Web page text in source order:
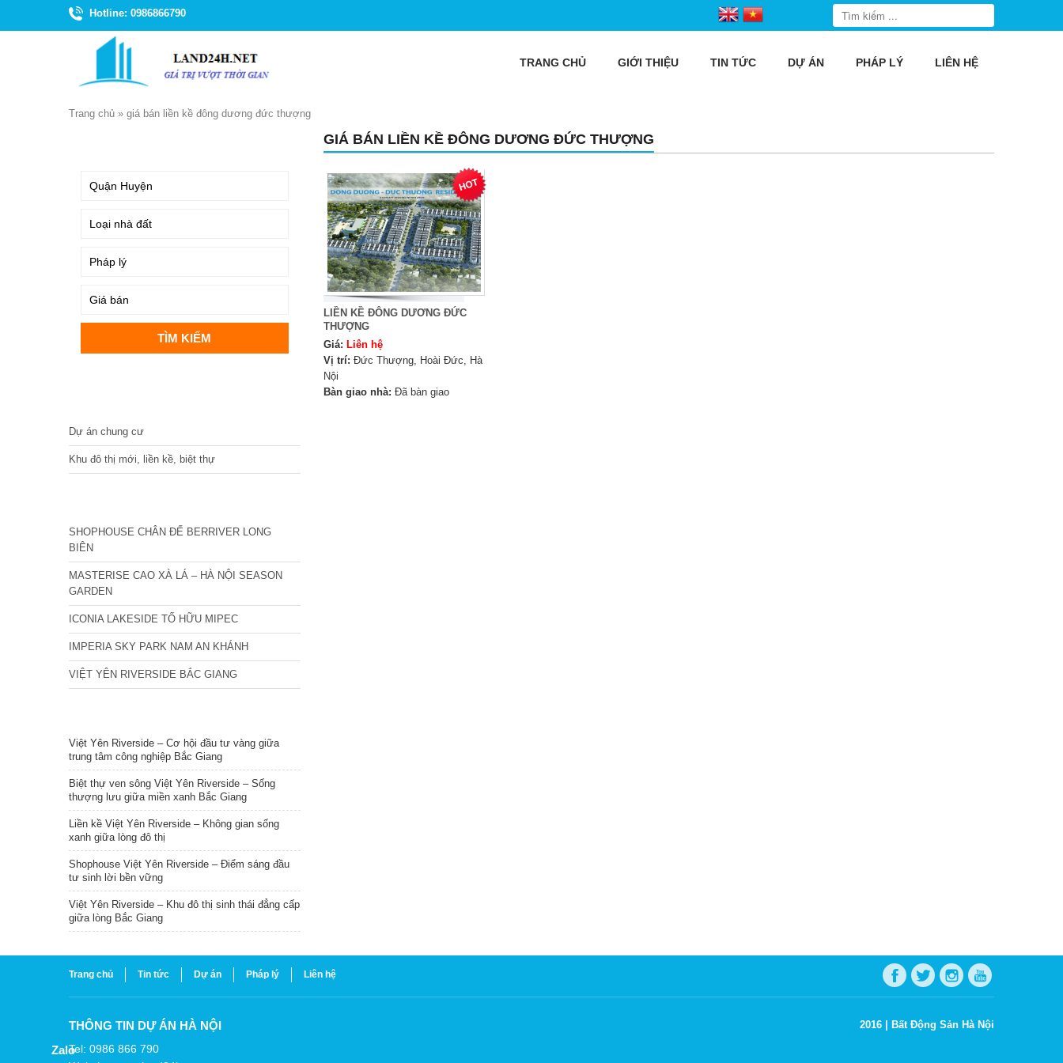
Hotline: 0986866790
TRANG CHỦ GIỚI THIỆU TIN TỨC DỰ ÁN PHÁP LÝ LIÊN HỆ
Trang chủ » giá bán liền kề đông dương đức thượng
GIÁ BÁN LIỀN KỀ ĐÔNG DƯƠNG ĐỨC THƯỢNG
LIỀN KỀ ĐÔNG DƯƠNG ĐỨC
THƯỢNG
Giá: Liên hệ
Vị trí: Đức Thượng, Hoài Đức, Hà
Nội
Bàn giao nhà: Đã bàn giao
Dự án chung cư
Khu đô thị mới, liền kề, biệt thự
SHOPHOUSE CHÂN ĐẾ BERRIVER LONG
BIÊN
MASTERISE CAO XÀ LÁ – HÀ NỘI SEASON
GARDEN
ICONIA LAKESIDE TỐ HỮU MIPEC
IMPERIA SKY PARK NAM AN KHÁNH
VIỆT YÊN RIVERSIDE BẮC GIANG
Việt Yên Riverside – Cơ hội đầu tư vàng giữa
trung tâm công nghiệp Bắc Giang
Biệt thự ven sông Việt Yên Riverside – Sống
thượng lưu giữa miền xanh Bắc Giang
Liền kề Việt Yên Riverside – Không gian sống
xanh giữa lòng đô thị
Shophouse Việt Yên Riverside – Điểm sáng đầu
tư sinh lời bền vững
Việt Yên Riverside – Khu đô thị sinh thái đẳng cấp
giữa lòng Bắc Giang
Trang chủ Tin tức Dự án Pháp lý Liên hệ
THÔNG TIN DỰ ÁN HÀ NỘI
Tel: 0986 866 790
2016 | Bất Động Sản Hà Nội
Zalo